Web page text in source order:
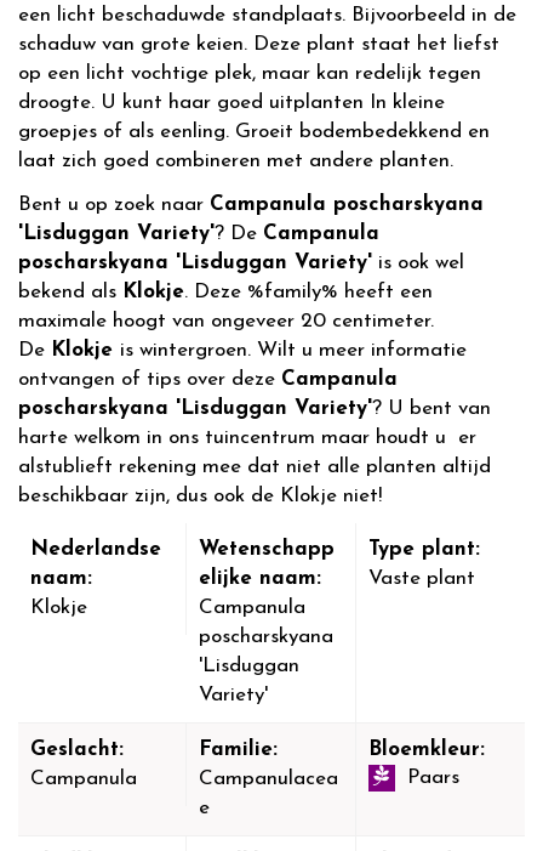
een licht beschaduwde standplaats. Bijvoorbeeld in de
schaduw van grote keien. Deze plant staat het liefst
op een licht vochtige plek, maar kan redelijk tegen
droogte. U kunt haar goed uitplanten In kleine
groepjes of als eenling. Groeit bodembedekkend en
laat zich goed combineren met andere planten.
Bent u op zoek naar Campanula poscharskyana
'Lisduggan Variety'? De Campanula
poscharskyana 'Lisduggan Variety' is ook wel
bekend als Klokje. Deze %family% heeft een
maximale hoogt van ongeveer 20 centimeter.
De Klokje is wintergroen. Wilt u meer informatie
ontvangen of tips over deze Campanula
poscharskyana 'Lisduggan Variety'? U bent van
harte welkom in ons tuincentrum maar houdt u er
alstublieft rekening mee dat niet alle planten altijd
beschikbaar zijn, dus ook de Klokje niet!
Nederlandse
naam:
Klokje
Wetenschapp
elijke naam:
Campanula
poscharskyana
'Lisduggan
Variety'
Type plant:
Vaste plant
Geslacht:
Campanula
Familie:
Campanulacea
e
Bloemkleur:
Paars